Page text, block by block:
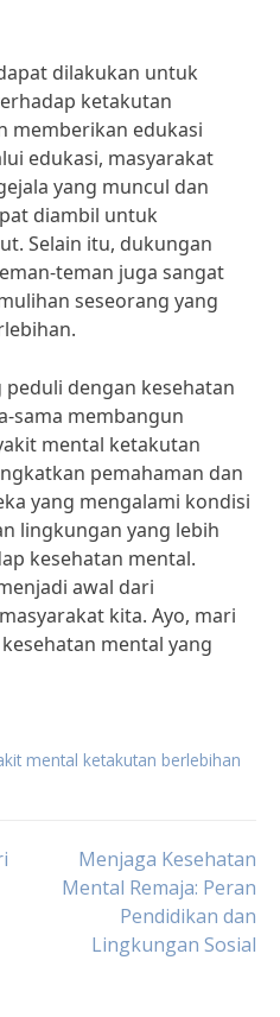
dilakukan untuk
ketakutan
memberikan edukasi
edukasi, masyarakat
yang muncul dan
diambil untuk
Selain itu, dukungan
teman juga sangat
seseorang yang
dengan kesehatan
sama membangun
mental ketakutan
pemahaman dan
yang mengalami kondisi
lingkungan yang lebih
kesehatan mental.
awal dari
kita. Ayo, mari
mental yang
mental ketakutan berlebihan
Menjaga Kesehatan
Mental Remaja: Peran
Pendidikan dan
Lingkungan Sosial